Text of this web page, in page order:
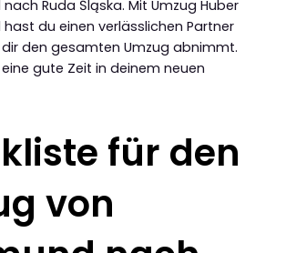
Ruda Śląska. Mit Umzug Huber
du einen verlässlichen Partner
den gesamten Umzug abnimmt.
gute Zeit in deinem neuen
für den
von